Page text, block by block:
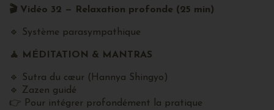
🎬 Vidéo 32 — Relaxation profonde (25 min)
🔹 Système parasympathique
🧘 MÉDITATION & MANTRAS
🔹 Sutra du cœur (Hannya Shingyo)
🔹 Zazen guidé
👉 Pour intégrer profondément la pratique